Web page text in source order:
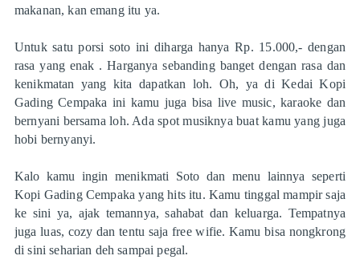
makanan, kan emang itu ya.
Untuk satu porsi soto ini diharga hanya Rp. 15.000,- dengan
rasa yang enak . Harganya sebanding banget dengan rasa dan
kenikmatan yang kita dapatkan loh. Oh, ya di Kedai Kopi
Gading Cempaka ini kamu juga bisa live music, karaoke dan
bernyani bersama loh. Ada spot musiknya buat kamu yang juga
hobi bernyanyi.
Kalo kamu ingin menikmati Soto dan menu lainnya seperti
Kopi Gading Cempaka yang hits itu. Kamu tinggal mampir saja
ke sini ya, ajak temannya, sahabat dan keluarga. Tempatnya
juga luas, cozy dan tentu saja free wifie. Kamu bisa nongkrong
di sini seharian deh sampai pegal.